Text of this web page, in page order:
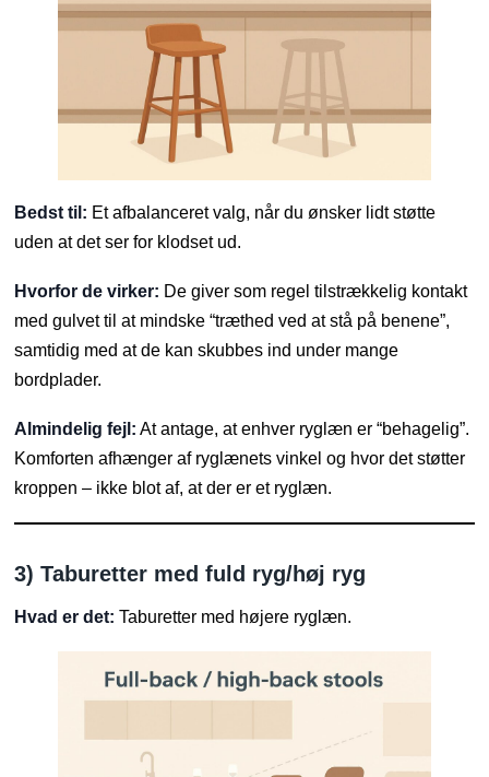
Bedst til: Et afbalanceret valg, når du ønsker lidt støtte
uden at det ser for klodset ud.
Hvorfor de virker: De giver som regel tilstrækkelig kontakt
med gulvet til at mindske “træthed ved at stå på benene”,
samtidig med at de kan skubbes ind under mange
bordplader.
Almindelig fejl: At antage, at enhver ryglæn er “behagelig”.
Komforten afhænger af ryglænets vinkel og hvor det støtter
kroppen – ikke blot af, at der er et ryglæn.
3) Taburetter med fuld ryg/høj ryg
Hvad er det: Taburetter med højere ryglæn.